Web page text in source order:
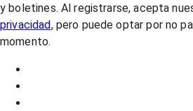
y boletines. Al registrarse, acepta
privacidad, pero puede optar por no
momento.